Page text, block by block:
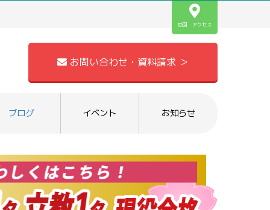
地図・アクセス
お問い合わせ・資料請求 ＞
ブログ イベント お知らせ